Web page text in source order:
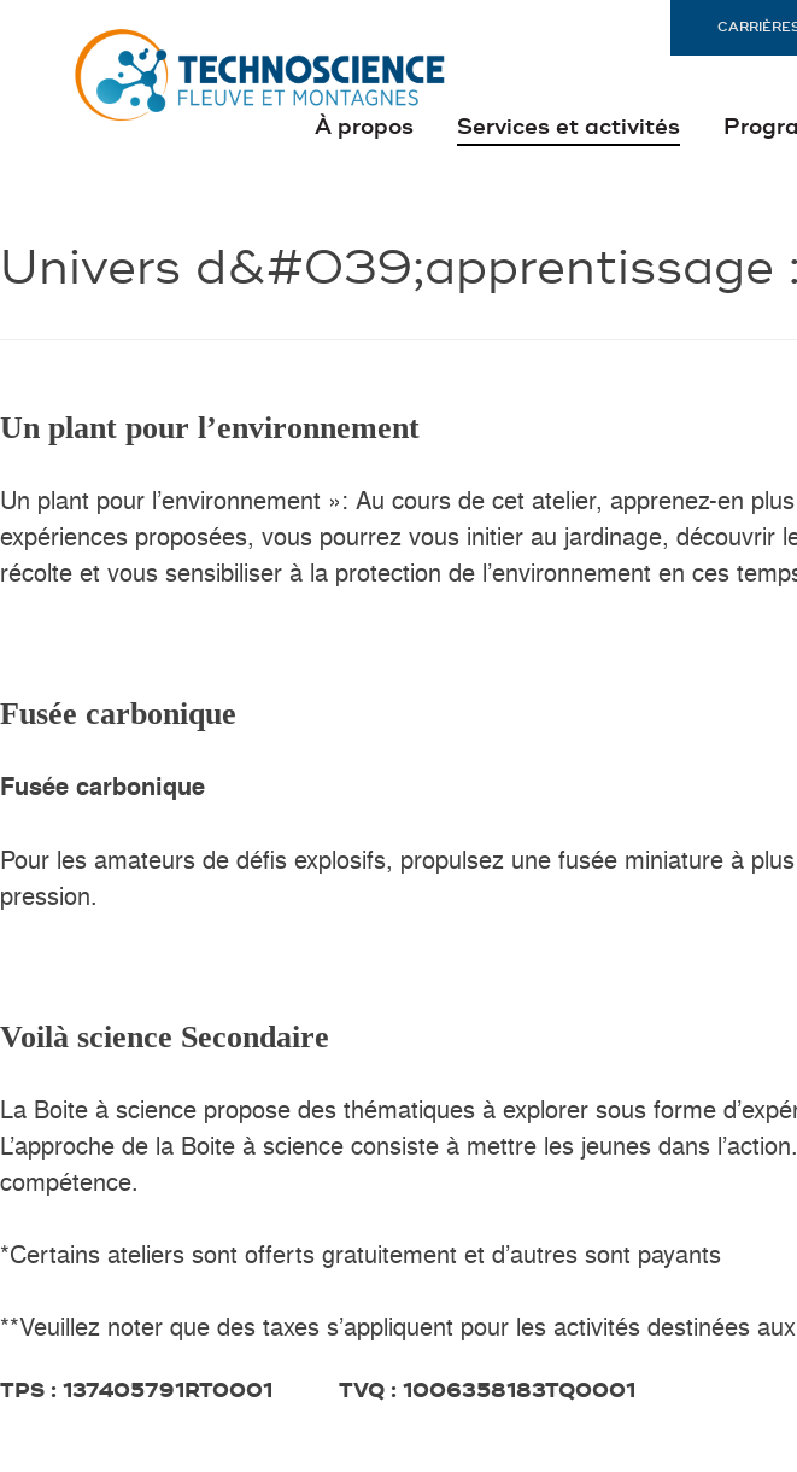
À propos Services et activités
Univers d&#039;apprentissage :
Un plant pour l’environnement
Un plant pour l’environnement »: Au cours de cet atelier, apprenez-en
expériences proposées, vous pourrez vous initier au jardinage, découvrir
récolte et vous sensibiliser à la protection de l’environnement en ces
Fusée carbonique
Fusée carbonique
Pour les amateurs de défis explosifs, propulsez une fusée miniature à
pression.
Voilà science Secondaire
La Boite à science propose des thématiques à explorer sous forme
L’approche de la Boite à science consiste à mettre les jeunes dans
compétence.
*Certains ateliers sont offerts gratuitement et d’autres sont payants
**Veuillez noter que des taxes s’appliquent pour les activités destinées
TPS : 137405791RT0001 TVQ : 1006358183TQ0001